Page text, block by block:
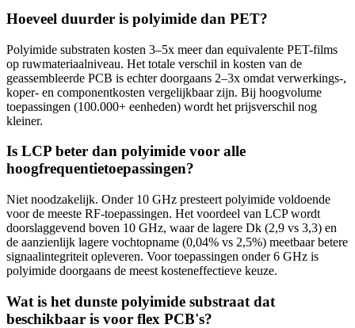
Hoeveel duurder is polyimide dan PET?
Polyimide substraten kosten 3–5x meer dan equivalente PET-films
op ruwmateriaalniveau. Het totale verschil in kosten van de
geassembleerde PCB is echter doorgaans 2–3x omdat verwerkings-,
koper- en componentkosten vergelijkbaar zijn. Bij hoogvolume
toepassingen (100.000+ eenheden) wordt het prijsverschil nog
kleiner.
Is LCP beter dan polyimide voor alle
hoogfrequentietoepassingen?
Niet noodzakelijk. Onder 10 GHz presteert polyimide voldoende
voor de meeste RF-toepassingen. Het voordeel van LCP wordt
doorslaggevend boven 10 GHz, waar de lagere Dk (2,9 vs 3,3) en
de aanzienlijk lagere vochtopname (0,04% vs 2,5%) meetbaar betere
signaalintegriteit opleveren. Voor toepassingen onder 6 GHz is
polyimide doorgaans de meest kosteneffectieve keuze.
Wat is het dunste polyimide substraat dat
beschikbaar is voor flex PCB's?